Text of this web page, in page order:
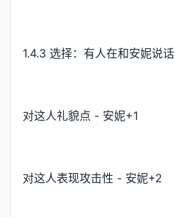
1.4.3 选择：有人在和安妮说话
对这人礼貌点 - 安妮+1
对这人表现攻击性 - 安妮+2